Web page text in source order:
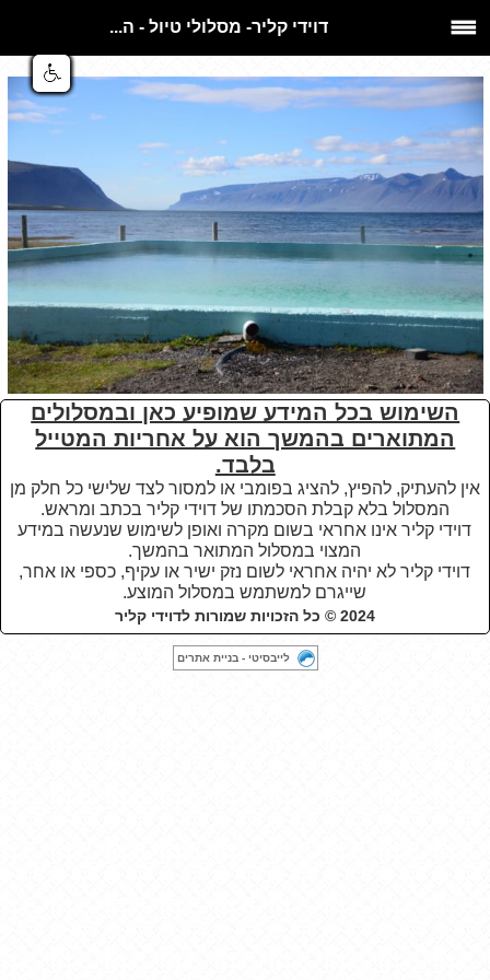
דוידי קליר- מסלולי טיול - ה...
השימוש בכל המידע שמופיע כאן ובמסלולים
המתוארים בהמשך הוא על אחריות המטייל
בלבד.
אין להעתיק, להפיץ, להציג בפומבי או למסור לצד שלישי כל חלק מן
המסלול בלא קבלת הסכמתו של דוידי קליר בכתב ומראש.
דוידי קליר אינו אחראי בשום מקרה ואופן לשימוש שנעשה במידע
המצוי במסלול המתואר בהמשך.
דוידי קליר לא יהיה אחראי לשום נזק ישיר או עקיף, כספי או אחר,
שייגרם למשתמש במסלול המוצע.
2024 © כל הזכויות שמורות לדוידי קליר
לייבסיטי - בניית אתרים